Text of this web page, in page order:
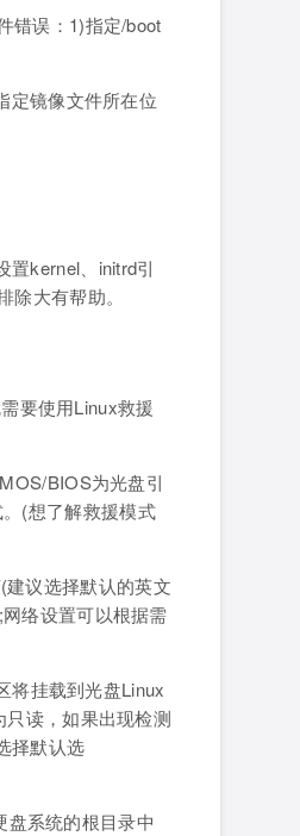
错误：1)指定/boot
定镜像文件所在位
置kernel、initrd引
大有帮助。
要使用Linux救援
BIOS为光盘引
(想了解救援模式
议选择默认的英文
络设置可以根据需
将挂载到光盘Linux
只读，如果出现检测
择默认选
盘系统的根目录中